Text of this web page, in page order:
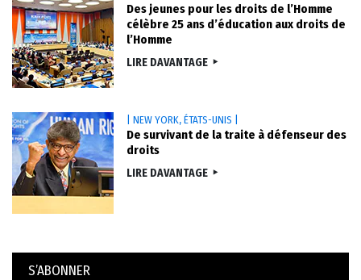
Des jeunes pour les droits de l’Homme
célèbre 25 ans d’éducation aux droits de
l’Homme
LIRE DAVANTAGE
| NEW YORK, ÉTATS-UNIS |
De survivant de la traite à défenseur des
droits
LIRE DAVANTAGE
S’ABONNER